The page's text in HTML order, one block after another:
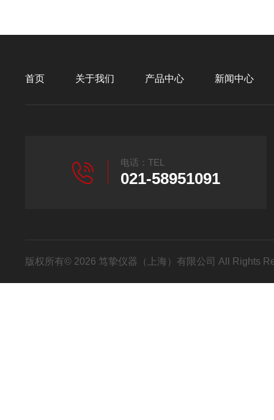
首页 关于我们 产品中心 新闻中心
电话：TEL
021-58951091
版权所有© 2026 笃挚仪器（上海）有限公司 All Rights